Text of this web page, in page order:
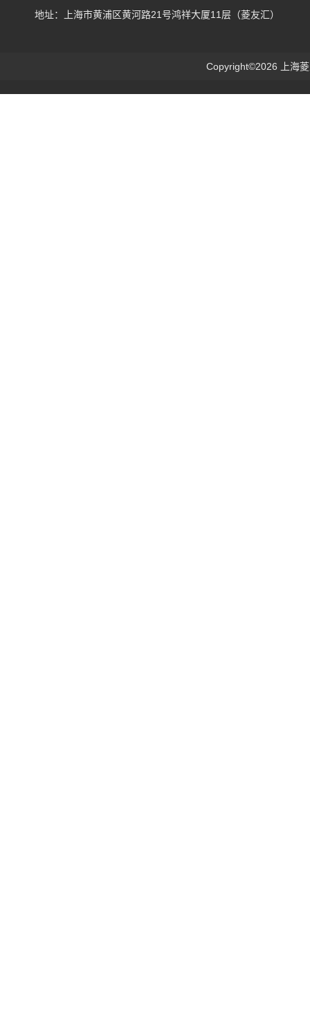
地址：上海市黄浦区黄河路21号鸿祥大厦11层（菱友汇）
Copyright©2026 上海